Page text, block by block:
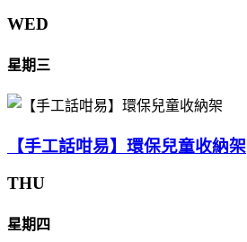
WED
星期三
【手工話咁易】環保兒童收納架
THU
星期四